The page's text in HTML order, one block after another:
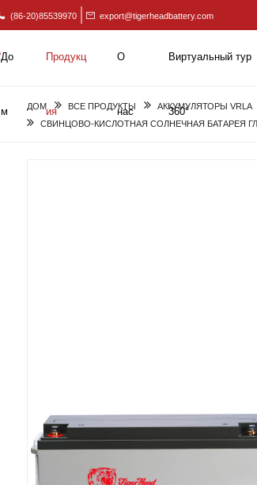
(86-20)85539970 export@tigerheadbattery.com
До
м
Продукц
ия
О
нас
Виртуальный тур
360°
ДОМ ВСЕ ПРОДУКТЫ АККУМУЛЯТОРЫ VRLA
СВИНЦОВО-КИСЛОТНАЯ СОЛНЕЧНАЯ БАТАРЕЯ